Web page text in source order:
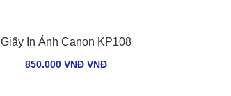
Giấy In Ảnh Canon KP108
850.000 VNĐ VNÐ